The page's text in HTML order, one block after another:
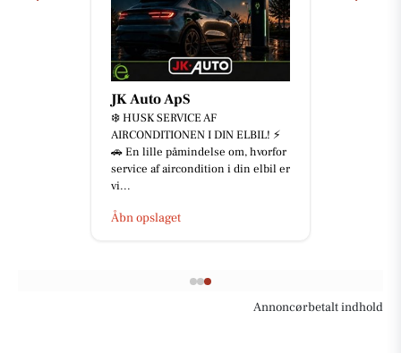
JK Auto ApS
❄️ HUSK SERVICE AF
AIRCONDITIONEN I DIN ELBIL! ⚡
🚗 En lille påmindelse om, hvorfor
service af aircondition i din elbil er
vi...
Åbn opslaget
Annoncørbetalt indhold